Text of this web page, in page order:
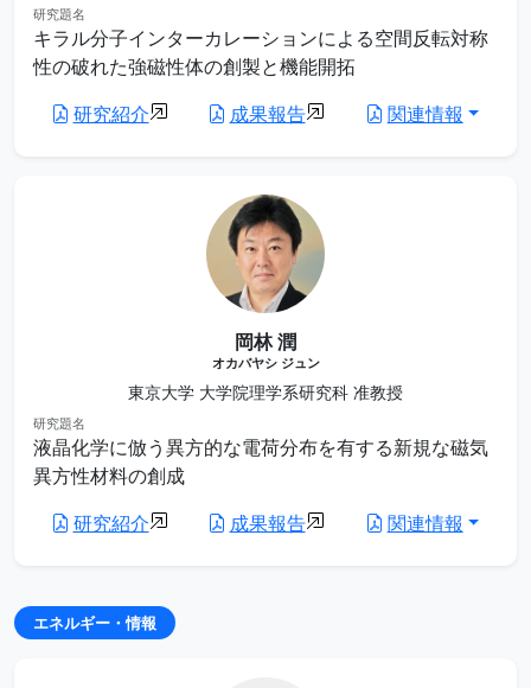
研究題名
キラル分子インターカレーションによる空間反転対称
性の破れた強磁性体の創製と機能開拓
研究紹介
成果報告 関連情報
岡林 潤
オカバヤシ ジュン
東京大学 大学院理学系研究科 准教授
研究題名
液晶化学に倣う異方的な電荷分布を有する新規な磁気
異方性材料の創成
研究紹介
成果報告 関連情報
エネルギー・情報